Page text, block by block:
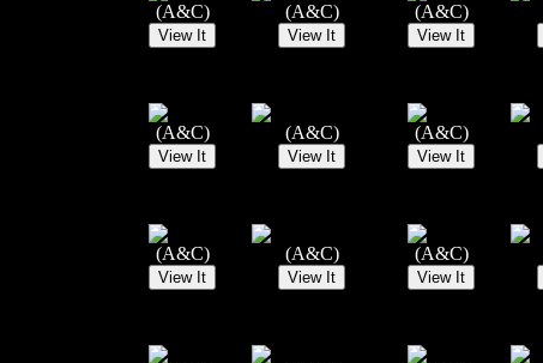
(A&C) (A&C) (A&C)
(A&C) (A&C) (A&C)
(A&C) (A&C) (A&C)